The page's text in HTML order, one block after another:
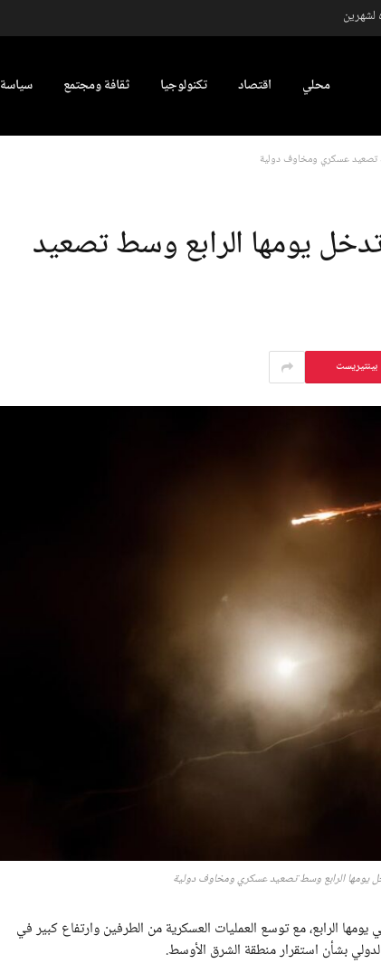
لشهرين
محلي اقتصاد تكنولوجيا ثقافة ومجتمع سياسة
تصعيد عسكري ومخاوف دولية
يومها الرابع وسط تصعيد
بينتيريست
يومها الرابع وسط تصعيد عسكري ومخاوف دولية
الرابع، مع توسع العمليات العسكرية من الطرفين وارتفاع كبير في
بشأن استقرار منطقة الشرق الأوسط.